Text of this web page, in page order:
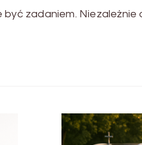
zadaniem.